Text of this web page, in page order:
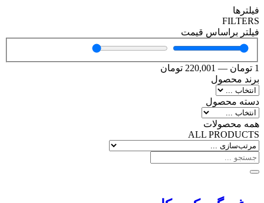
فیلترها
FILTERS
فیلتر براساس قیمت
1 تومان —
220,001 تومان
برند محصول
دسته محصول
همه محصولات
ALL PRODUCTS